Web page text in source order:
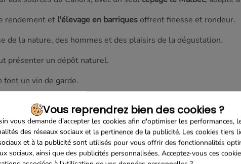
rendement et l'élevage en barriques offrent finesse et rondeur.
de la nature, des hommes et des plaisirs de la dégustation.
présenter un dépôt naturel.
font un vin de garde.
Vous reprendrez bien des cookies ?
vous demande d'accepter les cookies afin d'optimiser les performances,
des réseaux sociaux et la pertinence de la publicité. Les cookies tiers
et à la publicité sont utilisés pour vous offrir des fonctionnalités
sociaux, ainsi que des publicités personnalisées. Acceptez-vous ces